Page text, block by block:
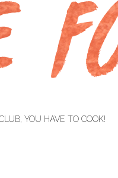
YOU HAVE TO COOK!